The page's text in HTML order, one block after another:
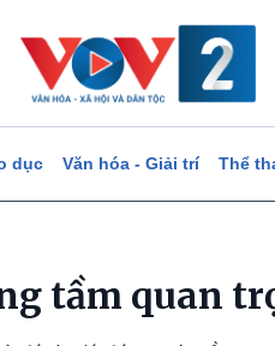
dục Văn hóa - Giải trí Thể
tầm quan